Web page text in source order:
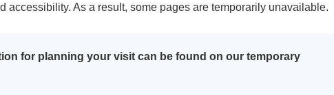
accessibility. As a result, some pages are temporarily unavailable.
for planning your visit can be found on our temporary